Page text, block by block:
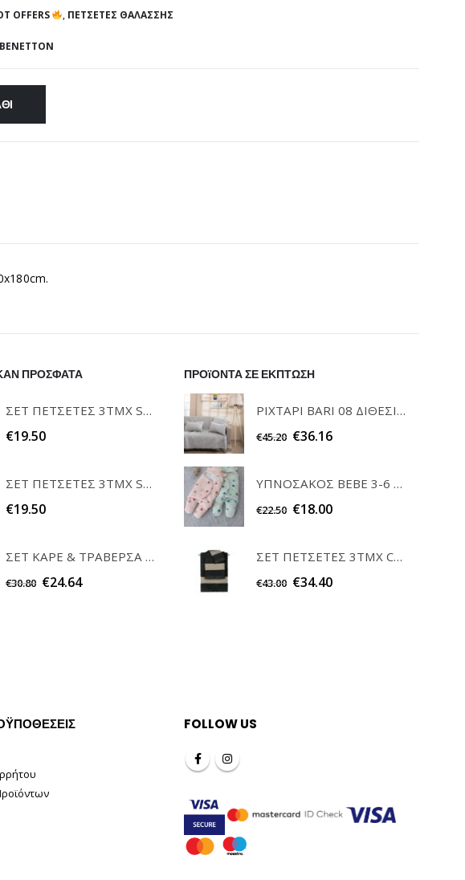
OFFERS , ΠΕΤΣΈΤΕΣ ΘΑΛΆΣΣΗΣ
ΠΡΟΣΦΑΤΑ
ΣΕΤ ΠΕΤΣΕΤΕΣ 3ΤΜΧ SOFRANO CIELO GUY LAROCHE
€19.50
ΣΕΤ ΠΕΤΣΕΤΕΣ 3ΤΜΧ SOFRANO ANTHRACITE GUY LAROCHE
€19.50
ΣΕΤ ΚΑΡΕ & ΤΡΑΒΕΡΣΑ PEONY 08 TEORAN HOME & MORE
€30.80 €24.64
ΠΡΟϊΟΝΤΑ ΣΕ ΕΚΠΤΩΣΗ
ΡΙΧΤΑΡΙ BARI 08 ΔΙΘΕΣΙΟ 180x250cm TEORAN
€45.20 €36.16
ΥΠΝΟΣΑΚΟΣ ΒΕΒΕ 3-6 ΜΗΝΩΝ SAB102 ΠΕΤΡΟΛ PALAMAIKI
€22.50 €18.00
ΣΕΤ ΠΕΤΣΕΤΕΣ 3ΤΜΧ CANYON NATURAL - BLACK GUY LAROCHE
€43.00 €34.40
FOLLOW US